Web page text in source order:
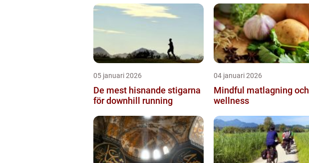
05 januari 2026
De mest hisnande stigarna
för downhill running
04 januari 2026
Mindful matlagning och
wellness